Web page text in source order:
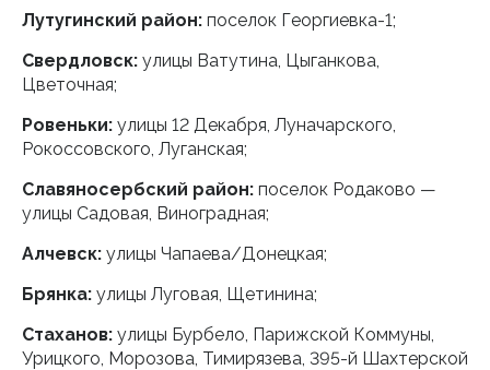
Лутугинский район: поселок Георгиевка-1;
Свердловск: улицы Ватутина, Цыганкова,
Цветочная;
Ровеньки: улицы 12 Декабря, Луначарского,
Рокоссовского, Луганская;
Славяносербский район: поселок Родаково —
улицы Садовая, Виноградная;
Алчевск: улицы Чапаева/Донецкая;
Брянка: улицы Луговая, Щетинина;
Стаханов: улицы Бурбело, Парижской Коммуны,
Урицкого, Морозова, Тимирязева, 395-й Шахтерской